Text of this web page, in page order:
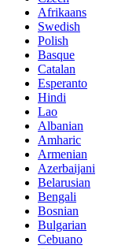
Afrikaans
Swedish
Polish
Basque
Catalan
Esperanto
Hindi
Lao
Albanian
Amharic
Armenian
Azerbaijani
Belarusian
Bengali
Bosnian
Bulgarian
Cebuano